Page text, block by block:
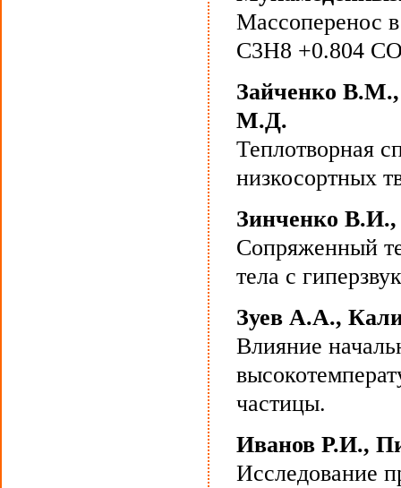
Массоперенос
С3H8 +0.804
Зайченко
М.Д.
Теплотворная
низкосортных
Зинченко
Сопряженный
тела с
Зуев А.А.,
Влияние
частицы.
Иванов Р.И.,
Исследование